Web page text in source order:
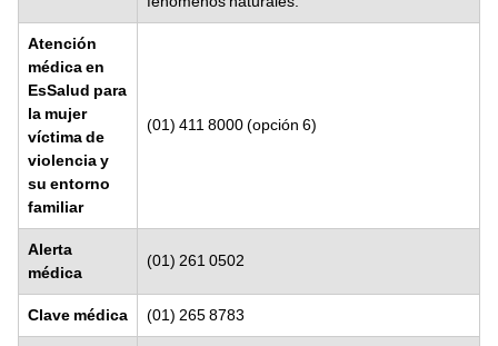
Atención
médica en
EsSalud para
la mujer
víctima de
violencia y
su entorno
familiar
(01) 411 8000 (opción 6)
Alerta
médica
(01) 261 0502
Clave médica (01) 265 8783